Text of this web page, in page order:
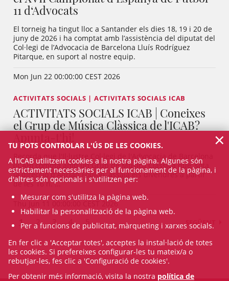
11 d‘Advocats
El torneig ha tingut lloc a Santander els dies 18, 19 i 20 de
juny de 2026 i ha comptat amb l’assistència del diputat del
Col·legi de l’Advocacia de Barcelona Lluís Rodríguez
Pitarque, en suport al nostre equip.
Mon Jun 22 00:00:00 CEST 2026
ACTIVITATS SOCIALS | ACTIVITATS SOCIALS ICAB
ACTIVITATS SOCIALS ICAB | Coneixes
el Grup de Música Clàssica de l'ICAB?
Recorda que l'Il·lustre Col·legi de l'Advocacia de Barcelona
(ICAB) compta amb un Grup de Música Clàssica que, sota
la direcció d'Adrian Foulon, assaja els divendres a partir
de les 16 h. ...
Thu Jun 11 00:00:00 CEST 2026
1 2 3 4 5 SEGÜENT
TU POTS CONTROLAR L'ÚS DE LES COOKIES.
A l’ICAB utilitzem cookies a la nostra pàgina. Algunes són
estrictament necessàries per al funcionament de la pàgina, i
d'altres són opcionals i s'utilitzen per:
Mesurar com s'utilitza la pàgina web.
Habilitar la personalització de la pàgina web.
Per a funcions de publicitat, màrqueting i xarxes socials.
En fer clic a 'Acceptar totes', acceptes la instal·lació de totes
les cookies. Si prefereixes configurar-les tu mateix/a o
rebutjar-les, fes clic a 'Configuració de cookies'.
Per obtenir més informació, visita la nostra política de
×